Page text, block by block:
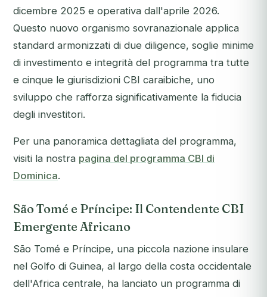
dicembre 2025 e operativa dall'aprile 2026.
Questo nuovo organismo sovranazionale applica
standard armonizzati di due diligence, soglie minime
di investimento e integrità del programma tra tutte
e cinque le giurisdizioni CBI caraibiche, uno
sviluppo che rafforza significativamente la fiducia
degli investitori.
Per una panoramica dettagliata del programma,
visiti la nostra pagina del programma CBI di
Dominica.
São Tomé e Príncipe: Il Contendente CBI
Emergente Africano
São Tomé e Príncipe, una piccola nazione insulare
nel Golfo di Guinea, al largo della costa occidentale
dell'Africa centrale, ha lanciato un programma di